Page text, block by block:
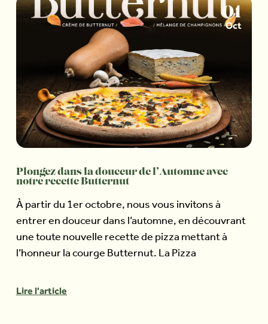
01
Oct
Plongez dans la douceur de l’Automne avec
notre recette Butternut
À partir du 1er octobre, nous vous invitons à
entrer en douceur dans l’automne, en découvrant
une toute nouvelle recette de pizza mettant à
l’honneur la courge Butternut. La Pizza
Lire l'article